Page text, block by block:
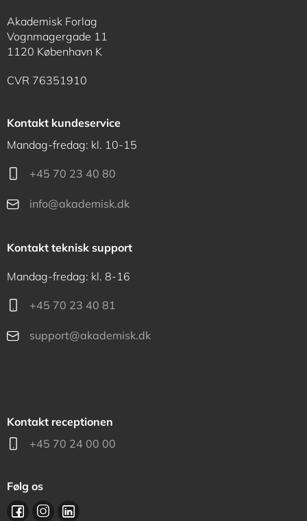
Akademisk Forlag
Vognmagergade 11
1120 København K
CVR 76351910
Kontakt kundeservice
Mandag-fredag: kl. 10-15
+45 70 23 40 80
info@akademisk.dk
Kontakt teknisk support
Mandag-fredag: kl. 8-16
+45 70 23 40 81
support@akademisk.dk
Kontakt receptionen
+45 70 24 00 00
Følg os